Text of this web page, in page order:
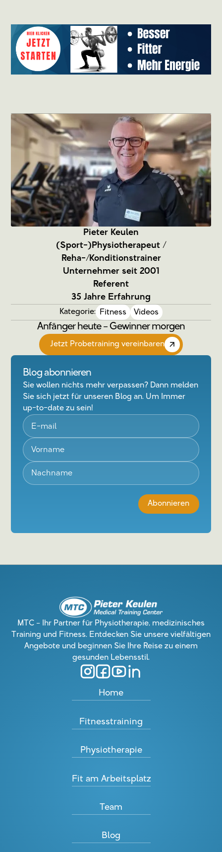
Pieter Keulen
(Sport-)Physiotherapeut /
Reha-/Konditionstrainer
Unternehmer seit 2001
Referent
35 Jahre Erfahrung
Kategorie: Fitness Videos
Anfänger heute – Gewinner morgen
Jetzt Probetraining vereinbaren
Blog abonnieren
Sie wollen nichts mehr verpassen? Dann melden
Sie sich jetzt für unseren Blog an. Um Immer
up-to-date zu sein!
MTC – Ihr Partner für Physiotherapie, medizinisches
Training und Fitness. Entdecken Sie unsere vielfältigen
Angebote und beginnen Sie Ihre Reise zu einem
gesunden Lebensstil.
Home
Fitnesstraining
Physiotherapie
Fit am Arbeitsplatz
Team
Blog